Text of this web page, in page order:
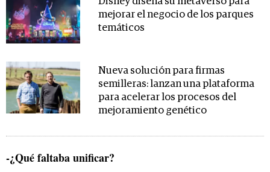
mejorar el negocio de los parques
temáticos
Nueva solución para firmas
semilleras: lanzan una plataforma
para acelerar los procesos del
mejoramiento genético
-¿Qué faltaba unificar?